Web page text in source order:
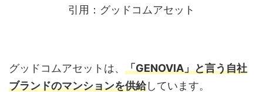
引用：グッドコムアセット
グッドコムアセットは、 「GENOVIA」と言う自社
ブランドのマンションを供給しています。